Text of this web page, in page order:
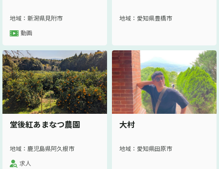
地域：新潟県見附市
動画
地域：愛知県豊橋市
堂後紅あまなつ農園
地域：鹿児島県阿久根市
求人
大村
地域：愛知県田原市